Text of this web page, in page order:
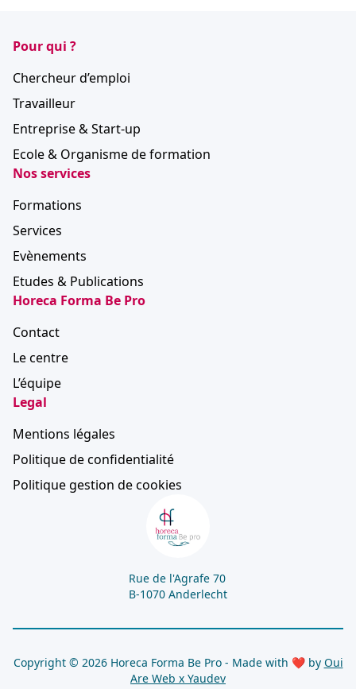
Pour qui ?
Chercheur d’emploi
Travailleur
Entreprise & Start-up
Ecole & Organisme de formation
Nos services
Formations
Services
Evènements
Etudes & Publications
Horeca Forma Be Pro
Contact
Le centre
L’équipe
Legal
Mentions légales
Politique de confidentialité
Politique gestion de cookies
Rue de l'Agrafe 70
B-1070 Anderlecht
Copyright © 2026 Horeca Forma Be Pro - Made with ❤ by Oui
Are Web x Yaudev